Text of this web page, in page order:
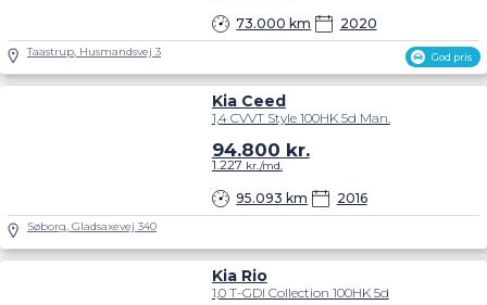
God pris
73.000 km 2020
Taastrup, Husmandsvej 3
Kia Ceed
1,4 CVVT Style 100HK 5d Man.
95.093 km 2016
94.800 kr.
1.227 kr./md.
Søborg, Gladsaxevej 340
Kia Rio
1,0 T-GDI Collection 100HK 5d